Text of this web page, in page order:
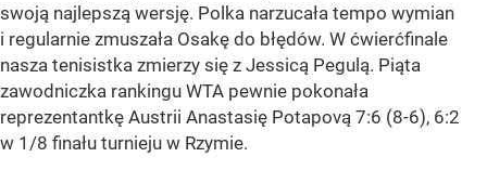
swoją najlepszą wersję. Polka narzucała tempo wymian
i regularnie zmuszała Osakę do błędów. W ćwierćfinale
nasza tenisistka zmierzy się z Jessicą Pegulą. Piąta
zawodniczka rankingu WTA pewnie pokonała
reprezentantkę Austrii Anastasię Potapovą 7:6 (8-6), 6:2
w 1/8 finału turnieju w Rzymie.